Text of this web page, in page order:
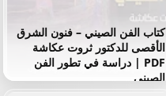
كتاب الفن الصيني – فنون الشرق
الأقصى للدكتور ثروت عكاشة
PDF | دراسة في تطور الفن
الصيني